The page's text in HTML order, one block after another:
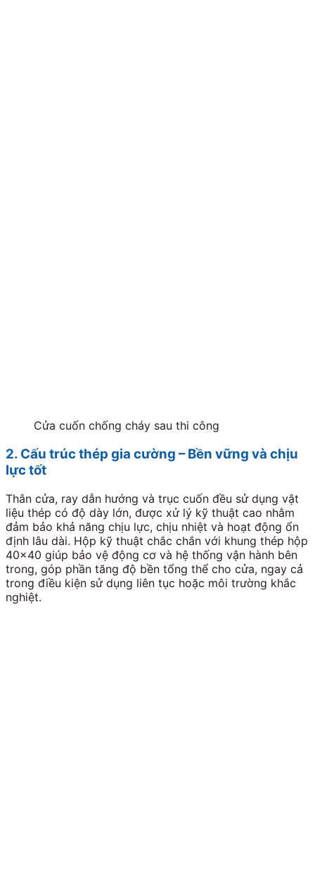
Cửa cuốn chống cháy sau thi công
2. Cấu trúc thép gia cường – Bền vững và chịu
lực tốt
Thân cửa, ray dẫn hướng và trục cuốn đều sử dụng vật
liệu thép có độ dày lớn, được xử lý kỹ thuật cao nhằm
đảm bảo khả năng chịu lực, chịu nhiệt và hoạt động ổn
định lâu dài. Hộp kỹ thuật chắc chắn với khung thép hộp
40×40 giúp bảo vệ động cơ và hệ thống vận hành bên
trong, góp phần tăng độ bền tổng thể cho cửa, ngay cả
trong điều kiện sử dụng liên tục hoặc môi trường khắc
nghiệt.